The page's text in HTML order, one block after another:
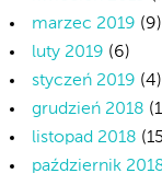
marzec 2019 (9)
luty 2019 (6)
styczeń 2019 (4)
grudzień 2018
listopad 2018
październik